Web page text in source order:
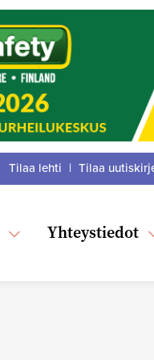
Yhteystiedot
Tilaa lehti | Tilaa
:Facebook
Twitter